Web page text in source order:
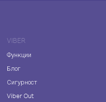
VIBER
Функции
Блог
Сигурност
Viber Out